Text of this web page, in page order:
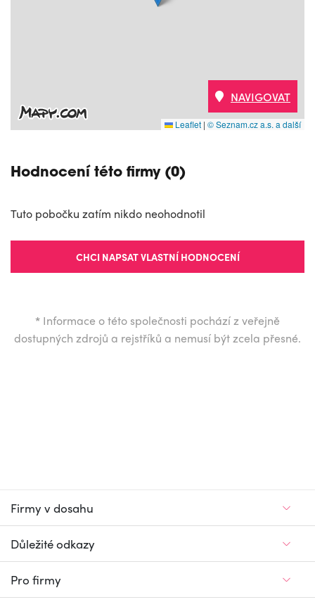
Leaflet | © Seznam.cz a.s. a další
NAVIGOVAT
Hodnocení této firmy (0)
Tuto pobočku zatím nikdo neohodnotil
CHCI NAPSAT VLASTNÍ HODNOCENÍ
* Informace o této společnosti pochází z veřejně
dostupných zdrojů a rejstříků a nemusí být zcela přesné.
Firmy v dosahu
Důležité odkazy
Pro firmy